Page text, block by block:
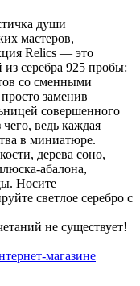
души
мастеров,
Relics — это
серебра 925 пробы:
со сменными
заменив
совершенного
ведь каждая
в миниатюре.
дерева соно,
абалона,
Носите
светлое серебро с
не существует!